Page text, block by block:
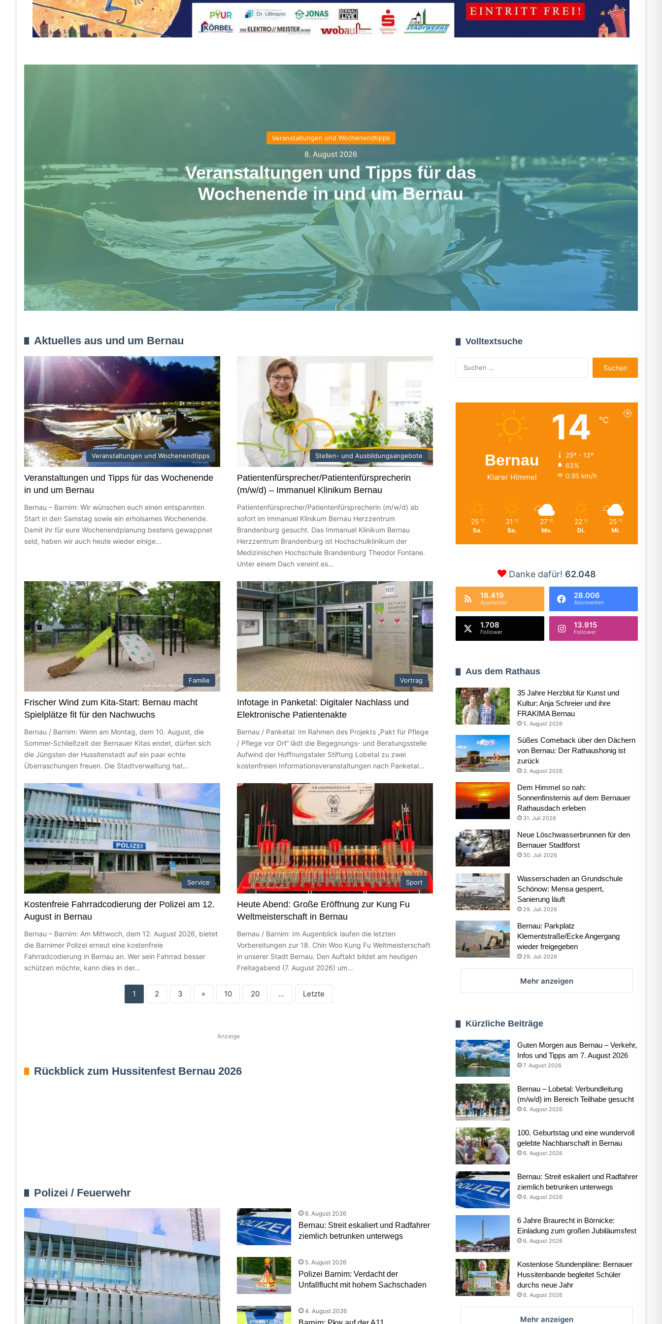
Veranstaltungen und Wochenendtipps
8. August 2026
Veranstaltungen und Tipps für das
Wochenende in und um Bernau
8. August 2026
Veranstaltungen und Tipps für das Wochenende in und um Bernau
Patientenfürsprecher/Patientenfürsprecherin (m/w/d) – Immanuel Klinikum Bernau
7. August 2026
Frischer Wind zum Kita-Start: Bernau macht Spielplätze fit für den Nachwuchs
7. August 2026
Infotage in Panketal: Digitaler Nachlass und Elektronische Patientenakte
7. August 2026
Kostenfreie Fahrradcodierung der Polizei am 12. August in Bernau
Heute Abend: Große Eröffnung zur Kung Fu Weltmeisterschaft in Bernau
7. August 2026
Guten Morgen aus Bernau – Verkehr, Infos und Tipps am 7. August 2026
6. August 2026
Bernau – Lobetal: Verbundleitung (m/w/d) im Bereich Teilhabe gesucht
6. August 2026
6. August 2026
Aktuelles aus und um Bernau
Veranstaltungen und Wochenendtipps
Veranstaltungen und Tipps für das Wochenende
in und um Bernau
Bernau – Barnim: Wir wünschen euch einen entspannten
Start in den Samstag sowie ein erholsames Wochenende.
Damit ihr für eure Wochenendplanung bestens gewappnet
seid, haben wir auch heute wieder einige…
Stellen- und Ausbildungsangebote
Patientenfürsprecher/Patientenfürsprecherin
(m/w/d) – Immanuel Klinikum Bernau
Patientenfürsprecher/Patientenfürsprecherin (m/w/d) ab
sofort im Immanuel Klinikum Bernau Herzzentrum
Brandenburg gesucht. Das Immanuel Klinikum Bernau
Herzzentrum Brandenburg ist Hochschulklinikum der
Medizinischen Hochschule Brandenburg Theodor Fontane.
Unter einem Dach vereint es…
Familie
Frischer Wind zum Kita-Start: Bernau macht
Spielplätze fit für den Nachwuchs
Bernau / Barnim: Wenn am Montag, dem 10. August, die
Sommer-Schließzeit der Bernauer Kitas endet, dürfen sich
die Jüngsten der Hussitenstadt auf ein paar echte
Überraschungen freuen. Die Stadtverwaltung hat…
Vortrag
Infotage in Panketal: Digitaler Nachlass und
Elektronische Patientenakte
Bernau / Panketal: Im Rahmen des Projekts „Pakt für Pflege
/ Pflege vor Ort“ lädt die Begegnungs- und Beratungsstelle
Aufwind der Hoffnungstaler Stiftung Lobetal zu zwei
kostenfreien Informationsveranstaltungen nach Panketal…
Service
Kostenfreie Fahrradcodierung der Polizei am 12.
August in Bernau
Bernau – Barnim: Am Mittwoch, dem 12. August 2026, bietet
die Barnimer Polizei erneut eine kostenfreie
Fahrradcodierung in Bernau an. Wer sein Fahrrad besser
schützen möchte, kann dies in der…
Sport
Heute Abend: Große Eröffnung zur Kung Fu
Weltmeisterschaft in Bernau
Bernau / Barnim: Im Augenblick laufen die letzten
Vorbereitungen zur 18. Chin Woo Kung Fu Weltmeisterschaft
in unserer Stadt Bernau. Den Auftakt bildet am heutigen
Freitagabend (7. August 2026) um…
1 2 3 » 10 20 ... Letzte
Anzeige
Rückblick zum Hussitenfest Bernau 2026
Polizei / Feuerwehr
6. August 2026
Bernau: Streit eskaliert und Radfahrer
ziemlich betrunken unterwegs
5. August 2026
Polizei Barnim: Verdacht der
Unfallflucht mit hohem Sachschaden
4. August 2026
Volltextsuche
nach:
Bernau
Klarer Himmel
14 ℃
25º - 13º
63%
0.95 km/h
25 ℃
Sa.
31 ℃
So.
27 ℃
Mo.
22 ℃
Di.
25 ℃
Mi.
Danke dafür! 62.048
18.419
AppNutzer
28.006
Abonnenten
1.708
Follower
13.915
Follower
Aus dem Rathaus
35 Jahre Herzblut für Kunst und
Kultur: Anja Schreier und ihre
FRAKIMA Bernau
5. August 2026
Süßes Comeback über den Dächern
von Bernau: Der Rathaushonig ist
zurück
3. August 2026
Dem Himmel so nah:
Sonnenfinsternis auf dem Bernauer
Rathausdach erleben
31. Juli 2026
Neue Löschwasserbrunnen für den
Bernauer Stadtforst
30. Juli 2026
Wasserschaden an Grundschule
Schönow: Mensa gesperrt,
Sanierung läuft
29. Juli 2026
Bernau: Parkplatz
Klementstraße/Ecke Angergang
wieder freigegeben
29. Juli 2026
Mehr anzeigen
Kürzliche Beiträge
Guten Morgen aus Bernau – Verkehr,
Infos und Tipps am 7. August 2026
7. August 2026
Bernau – Lobetal: Verbundleitung
(m/w/d) im Bereich Teilhabe gesucht
6. August 2026
100. Geburtstag und eine wundervoll
gelebte Nachbarschaft in Bernau
6. August 2026
Bernau: Streit eskaliert und Radfahrer
ziemlich betrunken unterwegs
6. August 2026
6 Jahre Braurecht in Börnicke:
Einladung zum großen Jubiläumsfest
6. August 2026
Kostenlose Stundenpläne: Bernauer
Hussitenbande begleitet Schüler
durchs neue Jahr
6. August 2026
Mehr anzeigen